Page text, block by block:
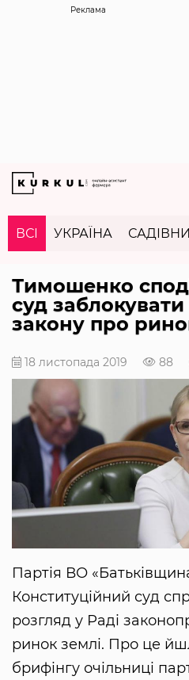
Реклама
ВСІ УКРАЇНА
Тимошенко
суд
закону про
18 листопада 2019 88
Партія ВО
Конституційний суд
розгляд у Раді
ринок землі. Про це
брифінгу очільниці